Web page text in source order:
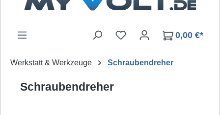
Du hast 0 Produkte auf
0,00 €*
Werkstatt & Werkzeuge Schraubendreher
Schraubendreher